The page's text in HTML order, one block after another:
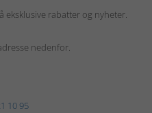
rabatter og nyheter.
nedenfor.
10 95